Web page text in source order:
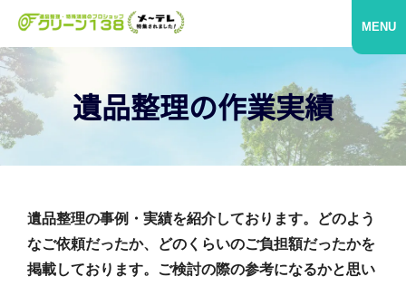
MENU
遺品整理の作業実績
遺品整理の事例・実績を紹介しております。どのよう
なご依頼だったか、どのくらいのご負担額だったかを
掲載しております。ご検討の際の参考になるかと思い